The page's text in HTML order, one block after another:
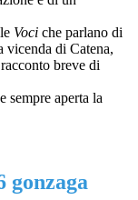
Voci che parlano di
vicenda di Catena,
breve di
sempre aperta la